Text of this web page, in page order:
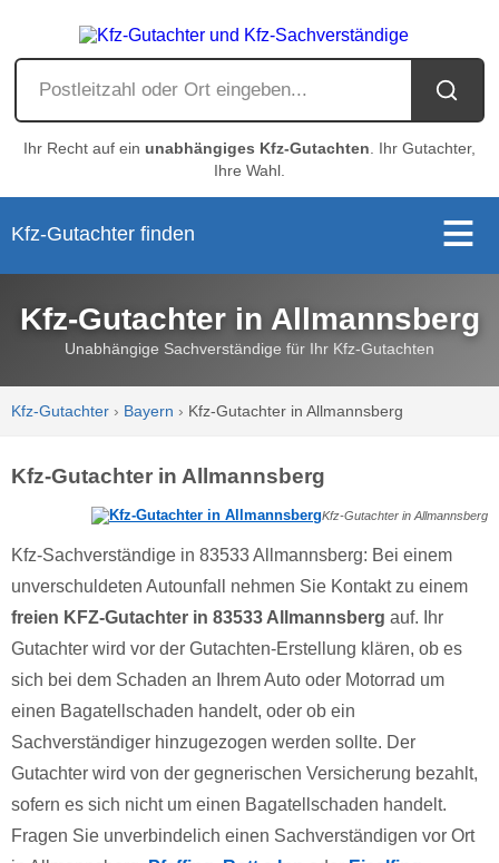
Ihr Recht auf ein unabhängiges Kfz-Gutachten . Ihr Gutachter,
Ihre Wahl.
Kfz-Gutachter finden
Kfz-Gutachter in Allmannsberg
Unabhängige Sachverständige für Ihr Kfz-Gutachten
Kfz-Gutachter › Bayern › Kfz-Gutachter in Allmannsberg
Kfz-Gutachter in Allmannsberg
Kfz-Gutachter in Allmannsberg
Kfz-Sachverständige in 83533 Allmannsberg: Bei einem
unverschuldeten Autounfall nehmen Sie Kontakt zu einem
freien KFZ-Gutachter in 83533 Allmannsberg auf. Ihr
Gutachter wird vor der Gutachten-Erstellung klären, ob es
sich bei dem Schaden an Ihrem Auto oder Motorrad um
einen Bagatellschaden handelt, oder ob ein
Sachverständiger hinzugezogen werden sollte. Der
Gutachter wird von der gegnerischen Versicherung bezahlt,
sofern es sich nicht um einen Bagatellschaden handelt.
Fragen Sie unverbindelich einen Sachverständigen vor Ort